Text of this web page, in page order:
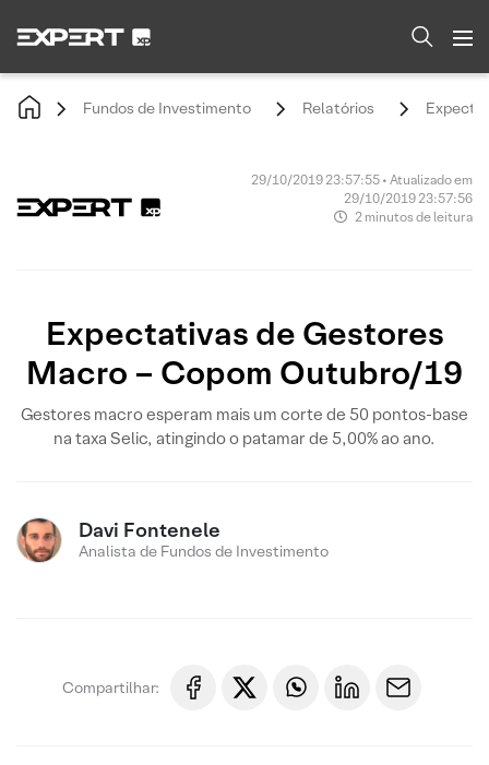
Fundos de Investimento Relatórios
29/10/2019 23:57:55 • Atualizado em
29/10/2019 23:57:56
2 minutos de leitura
Expectativas de Gestores
Macro – Copom Outubro/19
Gestores macro esperam mais um corte de 50 pontos-base
na taxa Selic, atingindo o patamar de 5,00% ao ano.
Davi Fontenele
Analista de Fundos de Investimento
Compartilhar: